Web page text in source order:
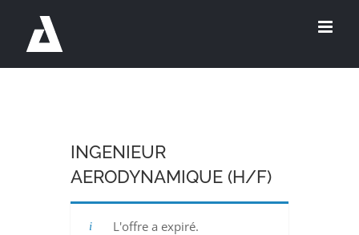
contenu
INGENIEUR
AERODYNAMIQUE (H/F)
L'offre a expiré.